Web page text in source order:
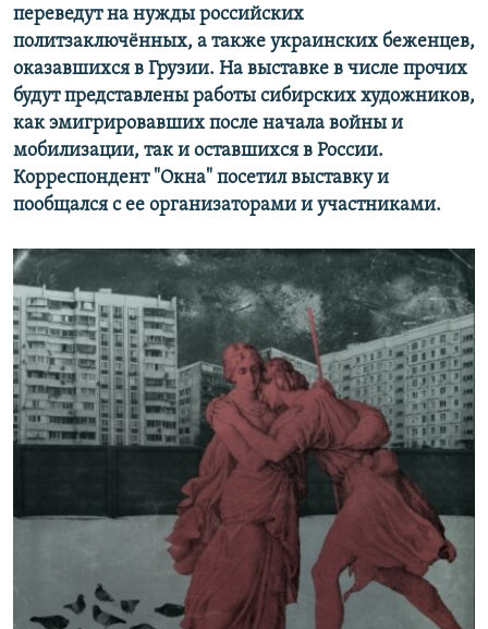
переведут на нужды российских
политзаключённых, а также украинских беженцев,
оказавшихся в Грузии. На выставке в числе прочих
будут представлены работы сибирских художников,
как эмигрировавших после начала войны и
мобилизации, так и оставшихся в России.
Корреспондент "Окна" посетил выставку и
пообщался с ее организаторами и участниками.